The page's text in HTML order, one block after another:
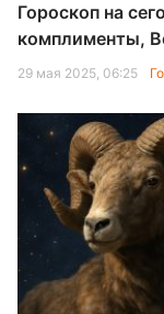
Гороскоп на
комплименты,
29 мая 2025, 06:25